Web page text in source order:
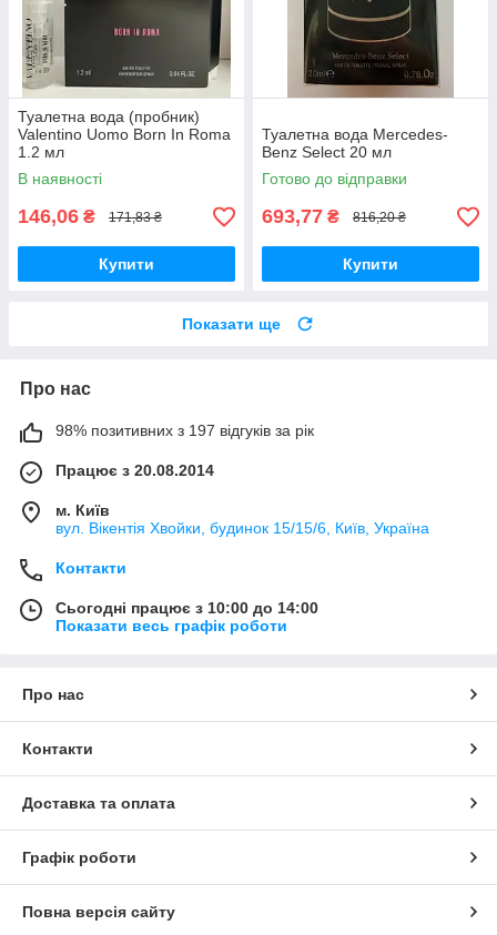
Туалетна вода (пробник)
Valentino Uomo Born In Roma
1.2 мл
В наявності
146,06 ₴ 171,83 ₴
Купити
Туалетна вода Mercedes-
Benz Select 20 мл
Готово до відправки
693,77 ₴ 816,20 ₴
Купити
Показати ще
Про нас
98% позитивних з 197 відгуків за рік
Працює з 20.08.2014
м. Київ
вул. Вікентія Хвойки, будинок 15/15/6, Київ, Україна
Контакти
Сьогодні працює з 10:00 до 14:00
Показати весь графік роботи
Про нас
Контакти
Доставка та оплата
Графік роботи
Повна версія сайту